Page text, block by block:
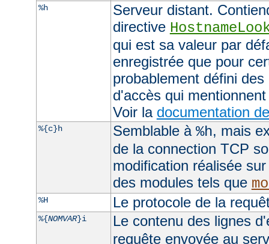
%h
Serveur distant.
directive
qui est sa valeur par
enregistrée que pour
probablement défini
d'accès qui
Voir la documentation
%{c}h Semblable à %h, mais
de la connection TCP
modification réalisée
des modules tels que
%H Le protocole de la
%{NOMVAR}i
Le contenu des lignes
requête envoyée au